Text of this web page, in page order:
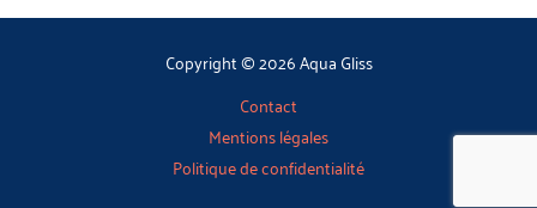
Copyright © 2026 Aqua Gliss
Contact
Mentions légales
Politique de confidentialité